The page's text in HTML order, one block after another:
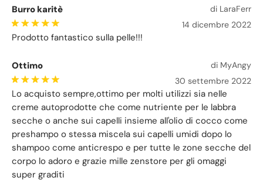
Burro karitè
di LaraFerr
14 dicembre 2022
Prodotto fantastico sulla pelle!!!
Ottimo
di MyAngy
30 settembre 2022
Lo acquisto sempre,ottimo per molti utilizzi sia nelle
creme autoprodotte che come nutriente per le labbra
secche o anche sui capelli insieme all'olio di cocco come
preshampo o stessa miscela sui capelli umidi dopo lo
shampoo come anticrespo e per tutte le zone secche del
corpo lo adoro e grazie mille zenstore per gli omaggi
super graditi